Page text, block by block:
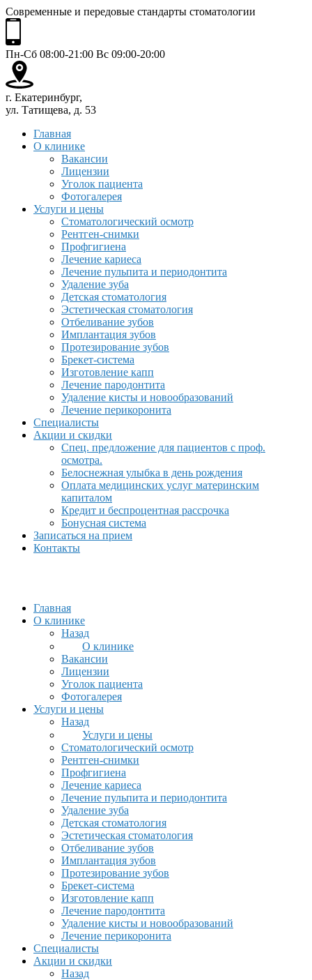
Современные и передовые стандарты стоматологии
Пн-Сб 08:00-21:00 Вс 09:00-20:00
г. Екатеринбург,
ул. Татищева, д. 53
Главная
О клинике
Вакансии
Лицензии
Уголок пациента
Фотогалерея
Услуги и цены
Стоматологический осмотр
Рентген-снимки
Профгигиена
Лечение кариеса
Лечение пульпита и периодонтита
Удаление зуба
Детская стоматология
Эстетическая стоматология
Отбеливание зубов
Имплантация зубов
Протезирование зубов
Брекет-система
Изготовление капп
Лечение пародонтита
Удаление кисты и новообразований
Лечение перикоронита
Специалисты
Акции и скидки
Спец. предложение для пациентов с проф.
осмотра.
Белоснежная улыбка в день рождения
Оплата медицинских услуг материнским
капиталом
Кредит и беспроцентная рассрочка
Бонусная система
Записаться на прием
Контакты
Главная
О клинике
Назад
О клинике
Вакансии
Лицензии
Уголок пациента
Фотогалерея
Услуги и цены
Назад
Услуги и цены
Стоматологический осмотр
Рентген-снимки
Профгигиена
Лечение кариеса
Лечение пульпита и периодонтита
Удаление зуба
Детская стоматология
Эстетическая стоматология
Отбеливание зубов
Имплантация зубов
Протезирование зубов
Брекет-система
Изготовление капп
Лечение пародонтита
Удаление кисты и новообразований
Лечение перикоронита
Специалисты
Акции и скидки
Назад